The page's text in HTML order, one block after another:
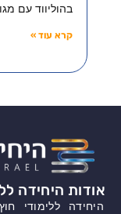
בהוליווד עם
קרא עוד »
אודות היחידה
היחידה ללימודי